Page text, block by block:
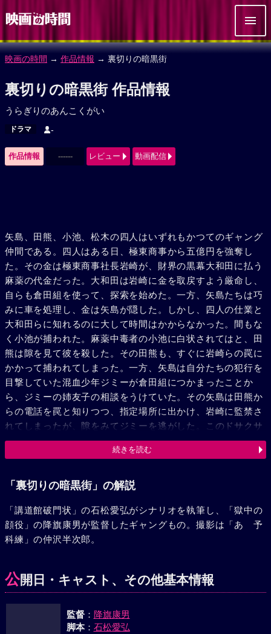
映画の時間 → 作品情報 → 裏切りの暗黒街
裏切りの暗黒街 作品情報
うらぎりのあんこくがい
ドラマ -
作品情報 ------ レビュー 動画配信
矢島、田熊、小池、松木の四人はいずれもかつてのギャング
仲間である。四人はある日、極東商事から五億円を強奪し
た。その金は極東商事社長岩崎が、財界の黒幕大和田に払う
麻薬の代金だった。大和田は岩崎に金を取戻すよう厳命し、
自らも倉田組を使って、探索を始めた。一方、矢島たちは巧
みに車を処理し、金は矢島が隠した。しかし、四人の仕業と
大和田らに知れるのに大して時間はかからなかった。間もな
く小池が捕われた。麻薬中毒者の小池に白状されてはと、田
熊は隙を見て彼を殺した。その田熊も、すぐに岩崎らの罠に
かかって捕われてしまった。一方、矢島は自分たちの犯行を
目撃していた混血少年ジミーが倉田組につかまったことか
ら、ジミーの姉友子の相談をうけていた。その矢島は田熊か
らの電話を罠と知りつつ、指定場所に出かけ、岩崎に監禁さ
れてしまったが、隙をみてジミーを逃がした。このドサクサ
に田熊が射殺された。この危機を脱するために、松木は岩崎
に、矢島を自由にしなければ、極東商事が麻薬を扱っている
せざるを得なかった。だが、今度は松木が捕まった。矢島は
は逃げようとしてすでに重傷を負っていた。矢島が取引きの
場所に現われた時、松木は最後の力をふりしぼって倉田組の
用心棒根本に体当りしていった。たちまち、激しい拳銃戦に
息をひき取った。自分の身も長くはないと悟った矢島は、五
億を友子に託すと単身、大和田の別荘に乗り込んで行った。
和田、岩崎を倒し、自らもその上に倒れていった。
続きを読む
「裏切りの暗黒街」の解説
「講道館破門状」の石松愛弘がシナリオを執筆し、「獄中の
顔役」の降旗康男が監督したギャングもの。撮影は「あゝ予
科練」の仲沢半次郎。
公開日・キャスト、その他基本情報
監督： 降旗康男
脚本： 石松愛弘